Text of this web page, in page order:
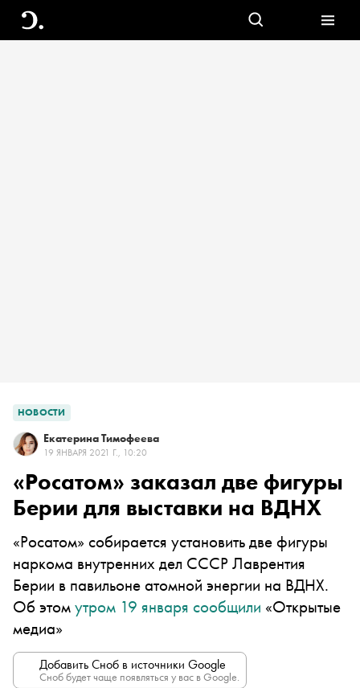
НОВОСТИ
Екатерина Тимофеева
19 ЯНВАРЯ 2021 Г., 10:20
«Росатом» заказал две фигуры
Берии для выставки на ВДНХ
«Росатом» собирается установить две фигуры
наркома внутренних дел СССР Лаврентия
Берии в павильоне атомной энергии на ВДНХ.
Об этомутром 19 января сообщили «Открытые
медиа»
Добавить Сноб в источники Google
Сноб будет чаще появляться у вас в Google.